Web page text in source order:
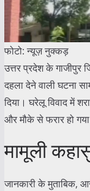
फोटो: न्यूज़ नुक्कड़
उत्तर प्रदेश के गाजीपुर
दहला देने वाली घटना
दिया। घरेलू विवाद में
और मौके से फरार हो
मामूली
जानकारी के मुताबिक,